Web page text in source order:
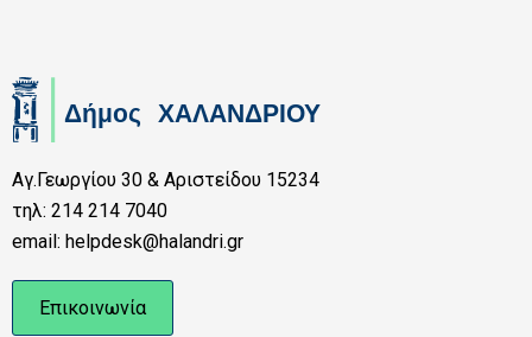
Αγ.Γεωργίου 30 & Αριστείδου 15234
τηλ: 214 214 7040
email: helpdesk@halandri.gr
Επικοινωνία